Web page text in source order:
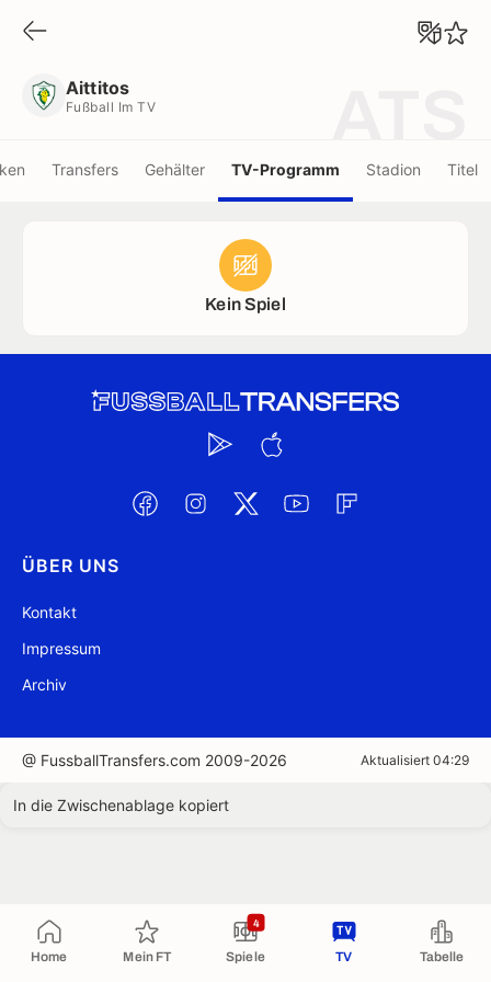
Home Mein FT Spiele
4
TV Tabelle
Aittitos
Fußball Im TV
Transfers Gehälter TV-Programm Stadion Titel
Kein Spiel
ÜBER UNS
Kontakt
Impressum
Archiv
@ FussballTransfers.com 2009-2026 Aktualisiert 04:29
In die Zwischenablage kopiert